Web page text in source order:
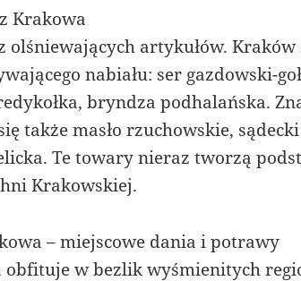
Krakowa
olśniewających artykułów. Kraków
nabiału: ser gazdowski-
bryndza podhalańska.
także masło rzuchowskie,
Te towary nieraz tworzą
Krakowskiej.
– miejscowe dania i potrawy
obfituje w bezlik wyśmienitych